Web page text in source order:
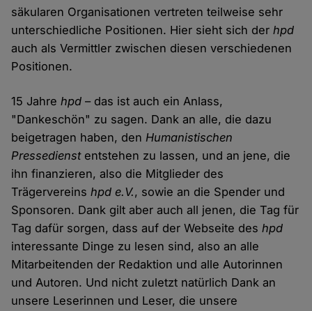
säkularen Organisationen vertreten teilweise sehr
unterschiedliche Positionen. Hier sieht sich derhpd
auch als Vermittler zwischen diesen verschiedenen
Positionen.
15 Jahrehpd – das ist auch ein Anlass,
"Dankeschön" zu sagen. Dank an alle, die dazu
beigetragen haben, denHumanistischen
Pressedienstentstehen zu lassen, und an jene, die
ihn finanzieren, also die Mitglieder des
Trägervereinshpd e.V., sowie an die Spender und
Sponsoren. Dank gilt aber auch all jenen, die Tag für
Tag dafür sorgen, dass auf der Webseite deshpd
interessante Dinge zu lesen sind, also an alle
Mitarbeitenden der Redaktion und alle Autorinnen
und Autoren. Und nicht zuletzt natürlich Dank an
unsere Leserinnen und Leser, die unsere